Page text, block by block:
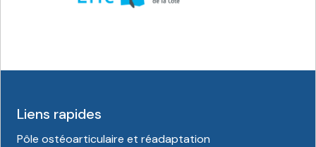
Liens rapides
Pôle ostéoarticulaire et réadaptation